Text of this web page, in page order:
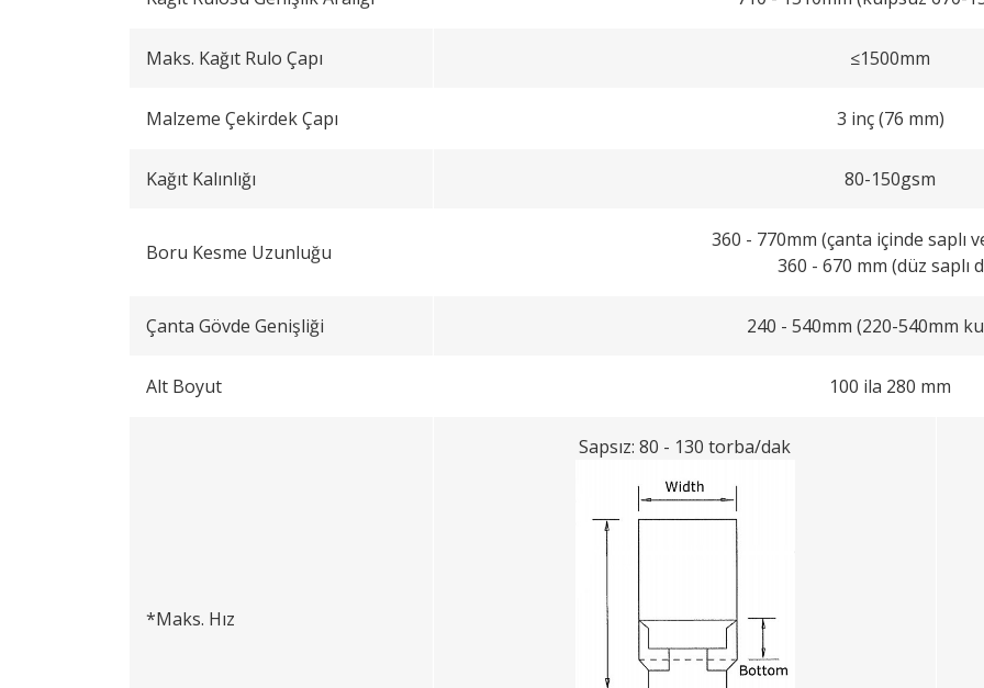
Maks. Kağıt Rulo Çapı ≤1500mm
Malzeme Çekirdek Çapı 3 inç (76 mm)
Kağıt Kalınlığı 80-150gsm
Boru Kesme Uzunluğu
360 - 770mm (çanta içinde saplı
360 - 670 mm (düz saplı
Çanta Gövde Genişliği 240 - 540mm (220-540mm
Alt Boyut 100 ila 280 mm
*Maks. Hız
Sapsız: 80 - 130 torba/dak